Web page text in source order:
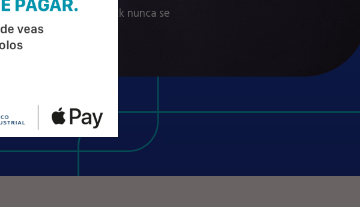
para un cliente Black nunca se
disfrutándolos.
aquí